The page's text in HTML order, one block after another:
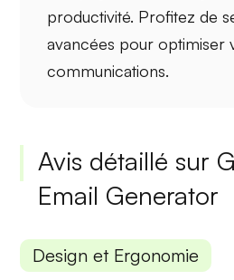
productivité. Profitez de
avancées pour optimiser
communications.
Avis détaillé sur
Email Generator
Design et Ergonomie